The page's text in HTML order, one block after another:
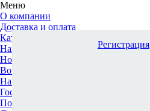
Меню
О компании
Доставка и оплата
Каталог
Наши офисы
Новости и новинки
Вопрос-ответ
Наша команда
Гос. заказчикам
Поставщикам
Регистрация